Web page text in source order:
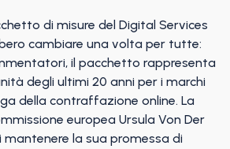
di misure del Digital Services
cambiare una volta per tutte:
il pacchetto rappresenta
degli ultimi 20 anni per i marchi
della contraffazione online. La
europea Ursula Von Der
mantenere la sua promessa di